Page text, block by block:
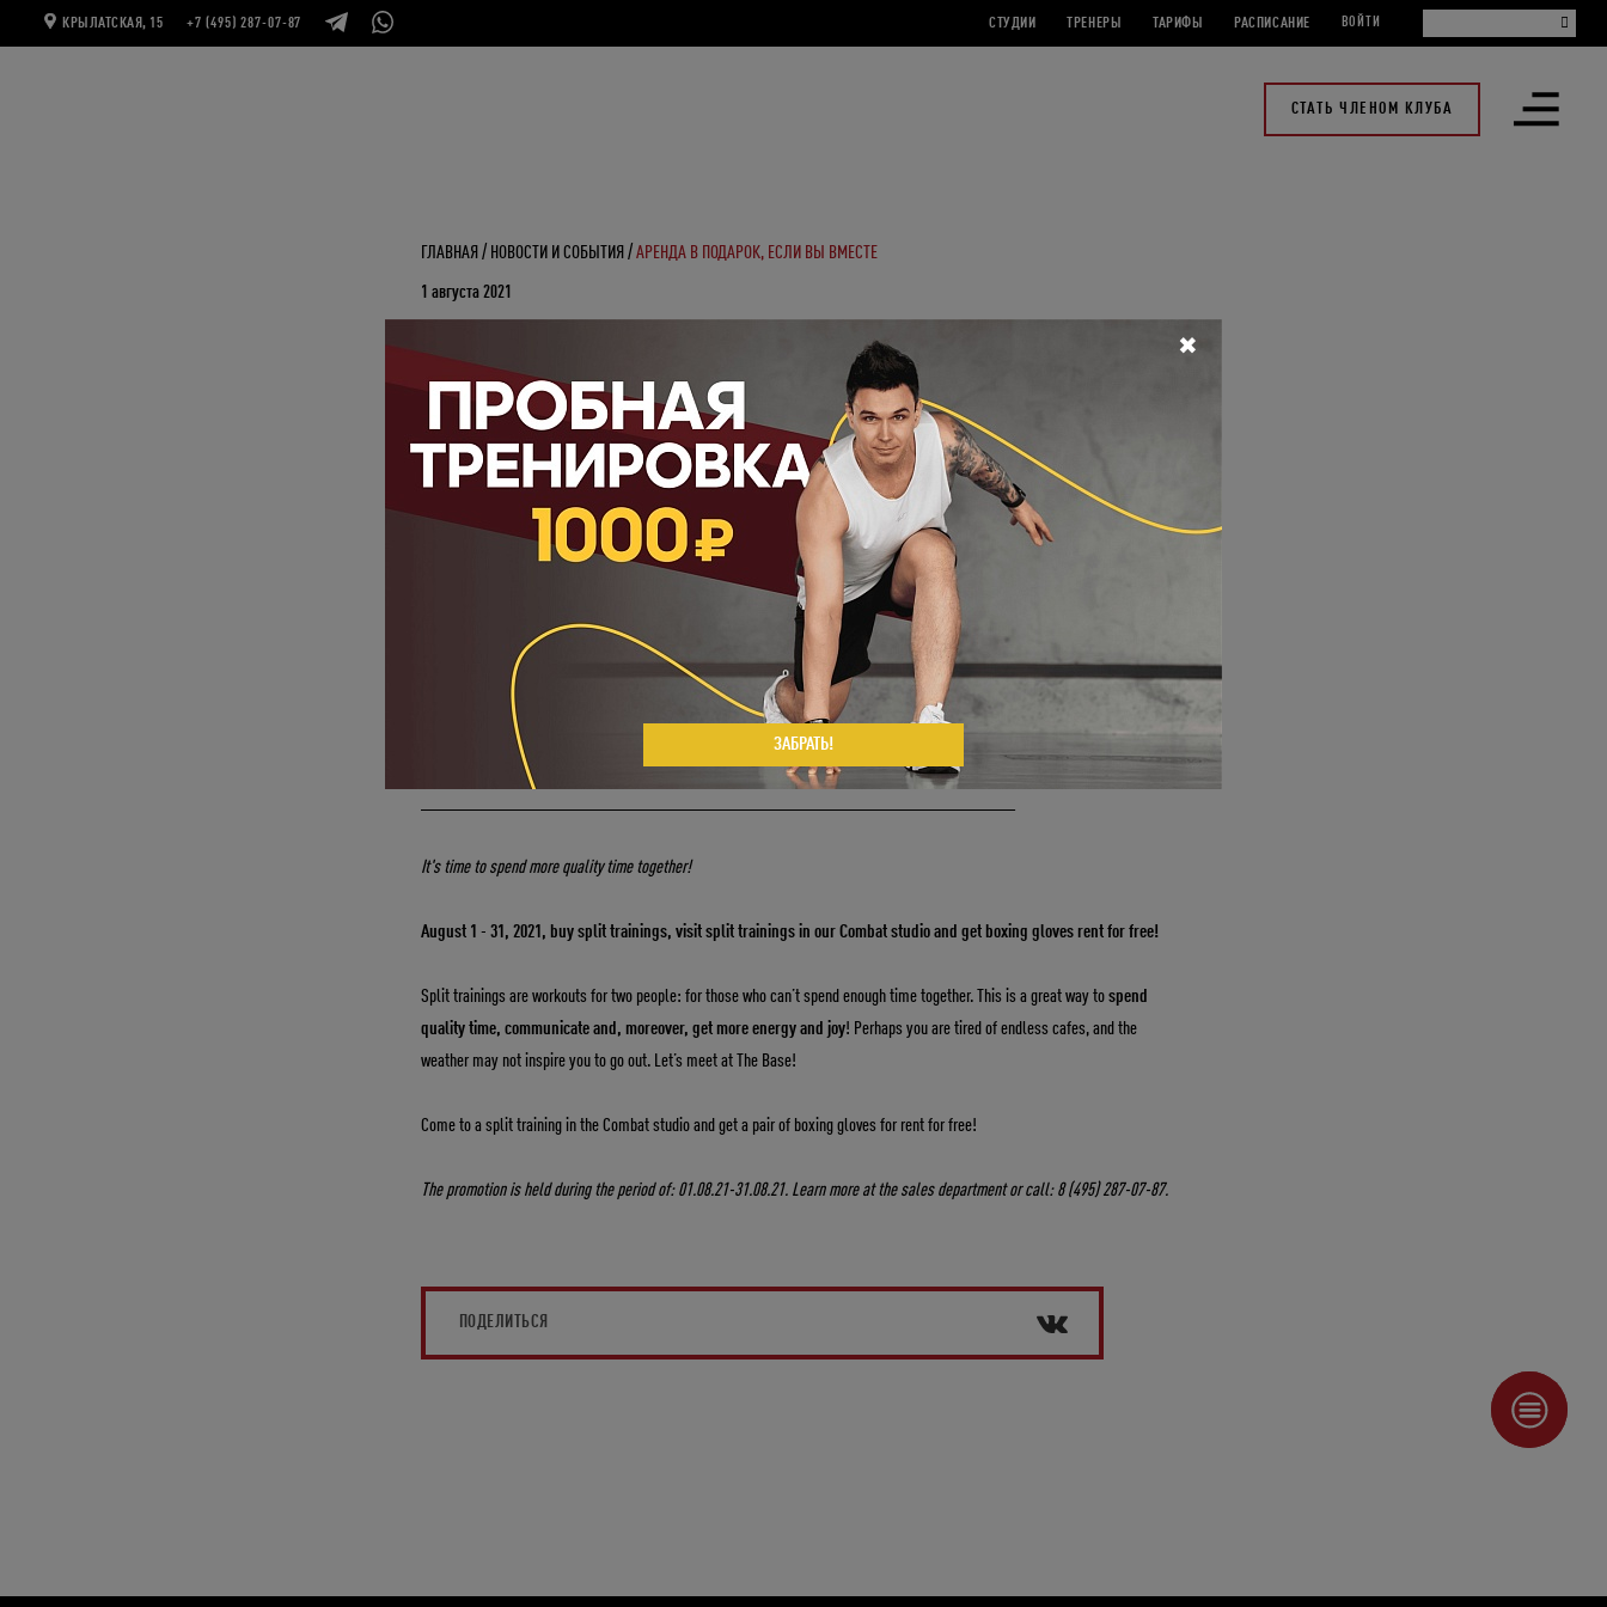
КРЫЛАТСКАЯ, 15 +7 (495) 287-07-87 СТУДИИ ТРЕНЕРЫ ТАРИФЫ РАСПИСАНИЕ ВОЙТИ
СТАТЬ ЧЛЕНОМ КЛУБА
Открыть
меню
Укажите ваш возраст
ГЛАВНАЯ НОВОСТИ И СОБЫТИЯ АРЕНДА В ПОДАРОК, ЕСЛИ ВЫ ВМЕСТЕ
1 августа 2021
АРЕНДА В ПОДАРОК, ЕСЛИ ВЫ ВМЕСТЕ
Настало время провести время вместе и с пользой!
С 1 по 31 августа 2021 года приобретай сплит-тренировки, проводи их в студии Combat и получи аренду перчаток
для бокса в подарок!
Сплит-тренировки – это тренировки для двоих: для тех, кому не хватает времени вместе. Это отличный способ
провести время с пользой, пообщаться и, более того, зарядиться энергией и драйвом
бесконечных кафе и погода не вдохновляет на прогулки? Встречайтесь в The Base!
Приходите на сплит-тренировку в студию Combat и получайте по паре боксерских перчаток в аренду бесплатно!
Срок акции: 01.08.21 – 31.08.21. Подробности акции узнавайте в отделе продаж или по номеру: 8 (495) 287-07-87.
It's time to spend more quality time together!
August 1 - 31, 2021, buy split trainings, visit split trainings in our Combat studio and get boxing gloves rent for free!
Split trainings are workouts for two people: for those who can’t spend enough time together. This is a great way tospend
quality time, communicate and, moreover, get more energy and joy! Perhaps you are tired of endless cafes, and the
weather may not inspire you to go out. Let’s meet at The Base!
Come to a split training in the Combat studio and get a pair of boxing gloves for rent for free!
The promotion is held during the period of: 01.08.21-31.08.21. Learn more at the sales department or call: 8 (495) 287-07-87.
ПОДЕЛИТЬСЯ
✖
ЗАБРАТЬ!